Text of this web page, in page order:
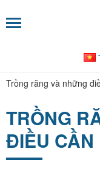
VỤ
Bọc
răng
sứ
Trồng răng và những
TRỒNG
ĐIỀU CẦN